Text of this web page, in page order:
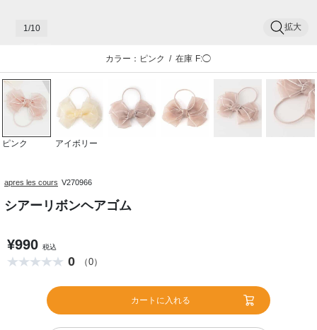
拡大
1 /10
カラー：ピンク / 在庫 F:◯
ピンク アイボリー
apres les cours V270966
シアーリボンヘアゴム
¥990 税込
0 （0）
カートに入れる